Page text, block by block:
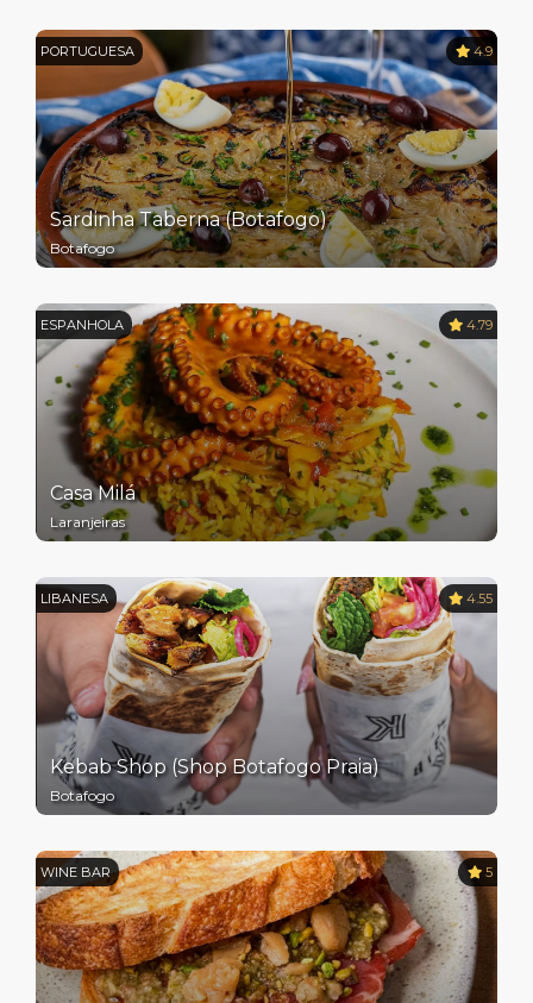
PORTUGUESA 4.9
Sardinha Taberna (Botafogo)
Botafogo
ESPANHOLA 4.79
Casa Milá
Laranjeiras
LIBANESA 4.55
Kebab Shop (Shop Botafogo Praia)
Botafogo
WINE BAR 5